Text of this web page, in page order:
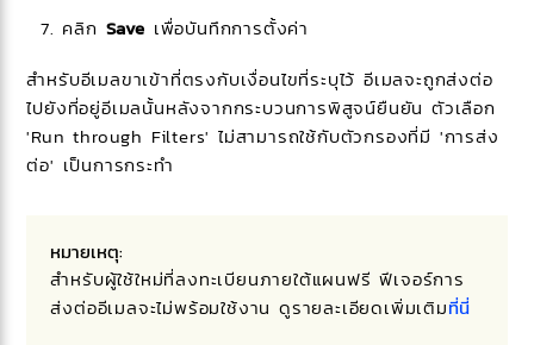
คลิก Save เพื่อบันทึกการตั้งค่า
สำหรับอีเมลขาเข้าที่ตรงกับเงื่อนไขที่ระบุไว้ อีเมลจะถูกส่งต่อ
ไปยังที่อยู่อีเมลนั้นหลังจากกระบวนการพิสูจน์ยืนยัน ตัวเลือก
'Run through Filters' ไม่สามารถใช้กับตัวกรองที่มี 'การส่ง
ต่อ' เป็นการกระทำ
หมายเหตุ:
สำหรับผู้ใช้ใหม่ที่ลงทะเบียนภายใต้แผนฟรี ฟีเจอร์การ
ส่งต่ออีเมลจะไม่พร้อมใช้งาน ดูรายละเอียดเพิ่มเติมที่นี่